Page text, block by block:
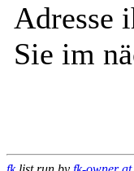
Adresse
Sie im